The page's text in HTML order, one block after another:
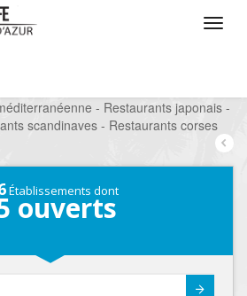
- Restaurants japonais -
scandinaves - Restaurants corses
Établissements dont
ouverts